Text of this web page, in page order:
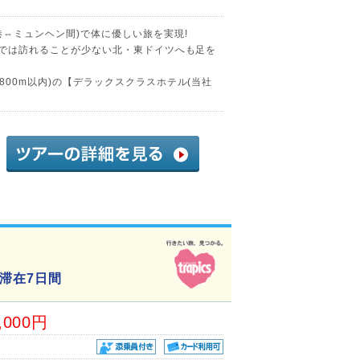
ミュンヘン間)で体に優しい旅を実現!
は訪れることが少ない北・東ドイツへも足を
以内)の【デラックスクラスホテル(当社
在7日間
円